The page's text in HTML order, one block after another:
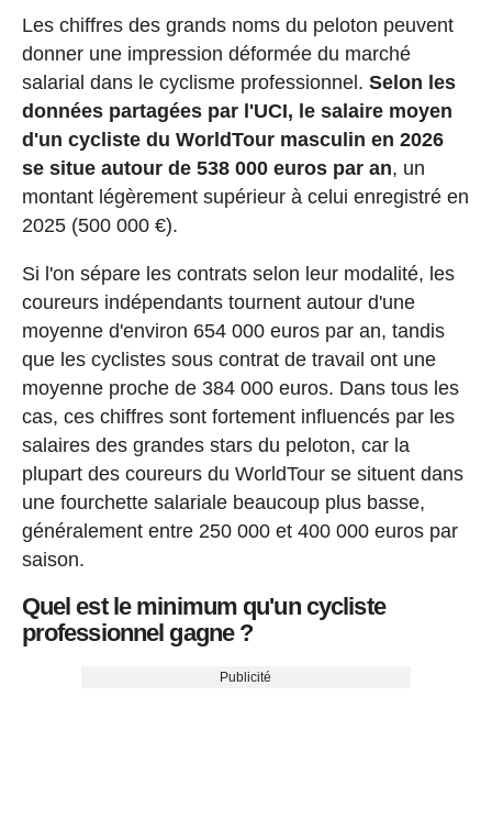
Les chiffres des grands noms du peloton peuvent
donner une impression déformée du marché
salarial dans le cyclisme professionnel. Selon les
données partagées par l'UCI, le salaire moyen
d'un cycliste du WorldTour masculin en 2026
se situe autour de 538 000 euros par an, un
montant légèrement supérieur à celui enregistré en
2025 (500 000 €).
Si l'on sépare les contrats selon leur modalité, les
coureurs indépendants tournent autour d'une
moyenne d'environ 654 000 euros par an, tandis
que les cyclistes sous contrat de travail ont une
moyenne proche de 384 000 euros. Dans tous les
cas, ces chiffres sont fortement influencés par les
salaires des grandes stars du peloton, car la
plupart des coureurs du WorldTour se situent dans
une fourchette salariale beaucoup plus basse,
généralement entre 250 000 et 400 000 euros par
saison.
Quel est le minimum qu'un cycliste
professionnel gagne ?
Publicité